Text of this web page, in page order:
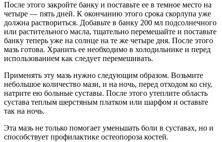
После этого закройте банку и поставьте ее в темное место на
четыре — пять дней. К окончанию этого срока скорлупа уже
должна раствориться. Добавьте в банку 200 мл подсолнечного
или растительного масла, тщательно перемешайте и поставьте
банку теперь уже на солнце на те же четыре дня. После этого
мазь готова. Хранить ее необходимо в холодильнике и перед
использованием как следует перемешивать.
Применять эту мазь нужно следующим образом. Возьмите
небольшое количество мази, и на ночь, перед отходом ко сну,
натрите ею больные суставы. После этого утеплите область
сустава теплым шерстяным платком или шарфом и оставьте
так на ночь.
Эта мазь не только помогает уменьшать боли в суставах, но и
способствует профилактике остеопороза костей.